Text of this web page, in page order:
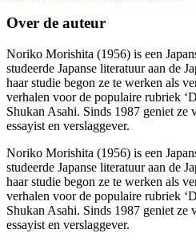
Over de auteur
Noriko Morishita (1956) is een
studeerde Japanse literatuur aan de
haar studie begon ze te werken als
verhalen voor de populaire rubriek
Shukan Asahi. Sinds 1987 geniet ze
essayist en verslaggever.
Noriko Morishita (1956) is een
studeerde Japanse literatuur aan de
haar studie begon ze te werken als
verhalen voor de populaire rubriek
Shukan Asahi. Sinds 1987 geniet ze
essayist en verslaggever.